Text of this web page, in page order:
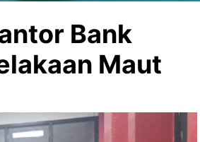
Bank
Maut